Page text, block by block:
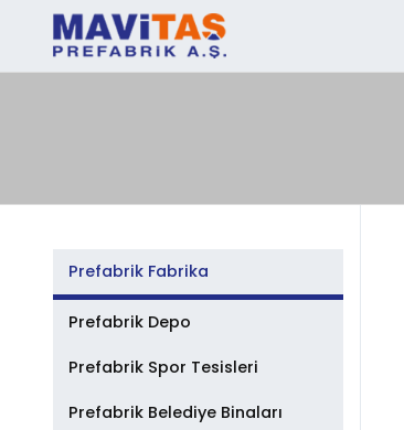
Prefabrik Fabrika
Prefabrik Depo
Prefabrik Spor Tesisleri
Prefabrik Belediye Binaları